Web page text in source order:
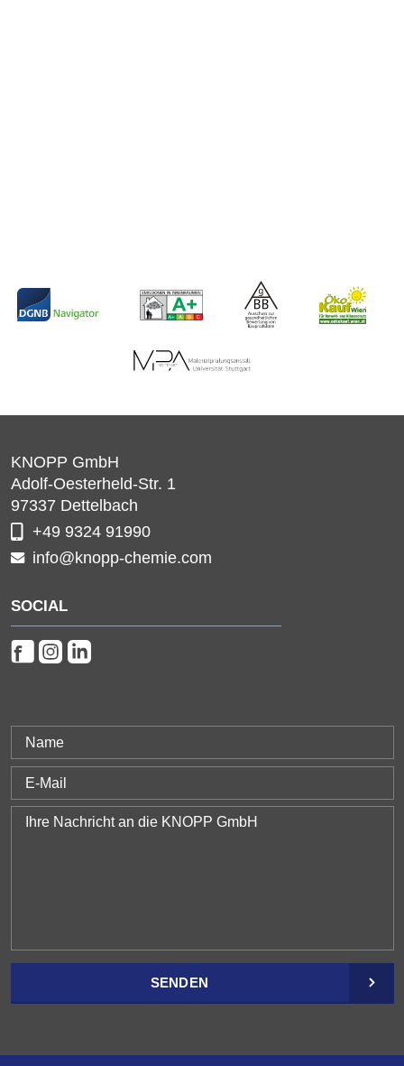
KNOPP GmbH
Adolf-Oesterheld-Str. 1
97337 Dettelbach
+49 9324 91990
info@knopp-chemie.com
SOCIAL
SENDEN